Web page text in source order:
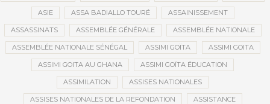
ASIE ASSA BADIALLO TOURÉ ASSAINISSEMENT
ASSASSINATS ASSEMBLÉE GÉNÉRALE ASSEMBLÉE NATIONALE
ASSEMBLÉE NATIONALE SÉNÉGAL ASSIMI GOÏTA ASSIMI GOITA
ASSIMI GOITA AU GHANA ASSIMI GOÏTA ÉDUCATION
ASSIMILATION ASSISES NATIONALES
ASSISES NATIONALES DE LA REFONDATION ASSISTANCE